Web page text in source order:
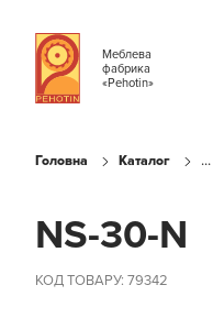
Меблева
фабрика
«Pehotin»
Головна Каталог ...
NS-30-N
КОД ТОВАРУ: 79342